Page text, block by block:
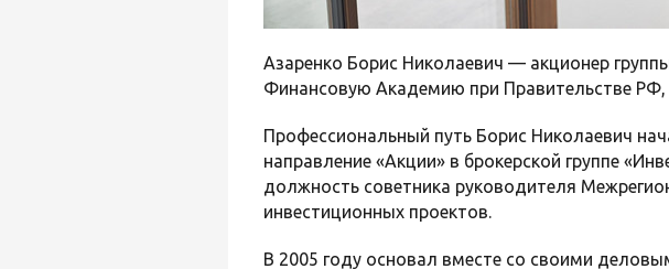
Азаренко Борис Николаевич — акционер
Финансовую Академию при Правительстве
Профессиональный путь Борис Николаевич
направление «Акции» в брокерской группе
должность советника руководителя
инвестиционных проектов.
В 2005 году основал вместе со своими